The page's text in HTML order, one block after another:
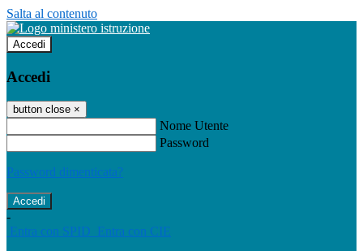
Salta al contenuto
Accedi
Accedi
button close ×
Nome Utente
Password
Password dimenticata?
-
Entra con SPID Entra con CIE